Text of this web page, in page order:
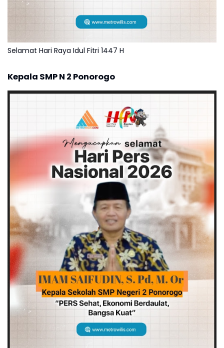
Selamat Hari Raya Idul Fitri 1447 H
Kepala SMP N 2 Ponorogo